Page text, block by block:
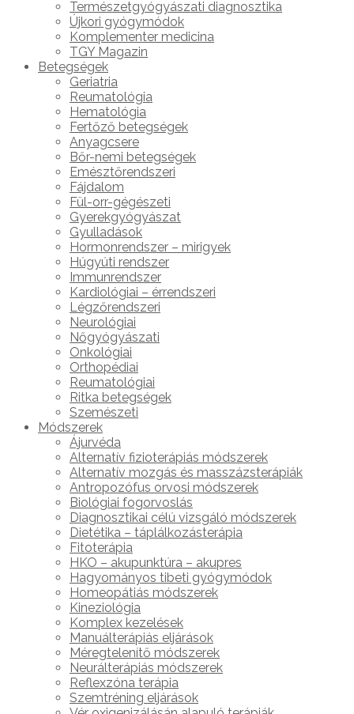
Természetgyógyászati diagnosztika
Újkori gyógymódok
Komplementer medicina
TGY Magazin
Betegségek
Geriatria
Reumatológia
Hematológia
Fertőző betegségek
Anyagcsere
Bőr-nemi betegségek
Emésztőrendszeri
Fájdalom
Fül-orr-gégészeti
Gyerekgyógyászat
Gyulladások
Hormonrendszer – mirigyek
Húgyúti rendszer
Immunrendszer
Kardiológiai – érrendszeri
Légzőrendszeri
Neurológiai
Nőgyógyászati
Onkológiai
Orthopédiai
Reumatológiai
Ritka betegségek
Szemészeti
Módszerek
Ájurvéda
Alternatív fizioterápiás módszerek
Alternatív mozgás és masszázsterápiák
Antropozófus orvosi módszerek
Biológiai fogorvoslás
Diagnosztikai célú vizsgáló módszerek
Dietétika – táplálkozásterápia
Fitoterápia
HKO – akupunktúra – akupres
Hagyományos tibeti gyógymódok
Homeopátiás módszerek
Kineziológia
Komplex kezelések
Manuálterápiás eljárások
Méregtelenítő módszerek
Neurálterápiás módszerek
Reflexzóna terápia
Szemtréning eljárások